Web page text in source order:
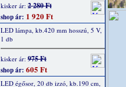
kisker ár: 2 280 Ft
shop ár: 1 920 Ft
LED lámpa, kb.420 mm hosszú, 5 V,
1 db
kisker ár: 975 Ft
shop ár: 605 Ft
LED égősor, 20 db izzó, kb.190 cm,